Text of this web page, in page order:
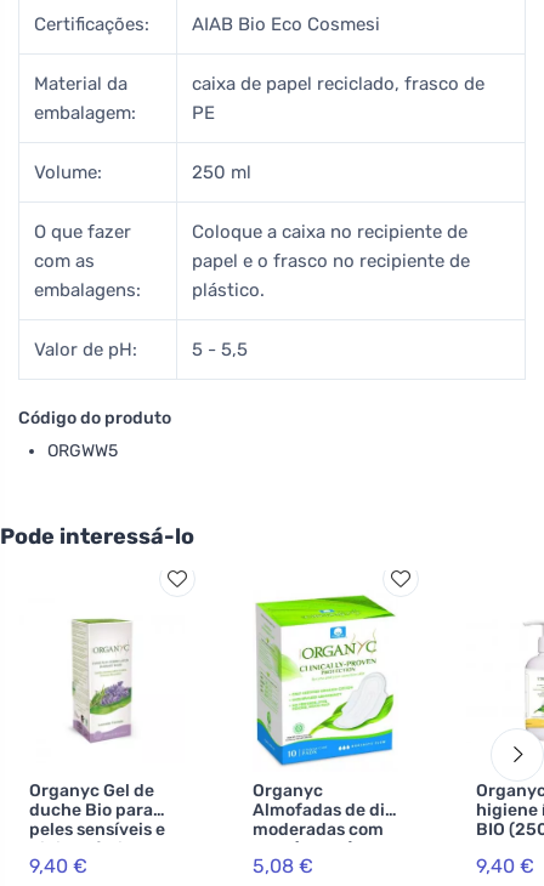
Certificações: AIAB Bio Eco Cosmesi
Material da
embalagem:
caixa de papel reciclado, frasco de
PE
Volume: 250 ml
O que fazer
com as
embalagens:
Coloque a caixa no recipiente de
papel e o frasco no recipiente de
plástico.
Valor de pH: 5 - 5,5
Código do produto
ORGWW5
Pode interessá-lo
Organyc Gel de
duche Bio para
peles sensíveis e
higiene íntima
com lavanda, 250
9,40 €
Organyc
Almofadas de dia
moderadas com
asas (10 pcs) -
100% algodão
5,08 €
higiene
BIO
9,40 €